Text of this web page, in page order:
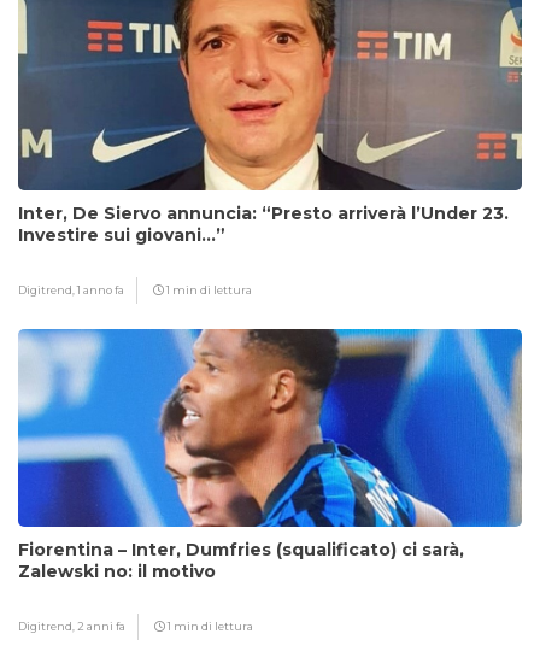
Inter, De Siervo annuncia: “Presto arriverà l’Under 23.
Investire sui giovani…”
Digitrend,1 anno fa 1 min di lettura
Fiorentina – Inter, Dumfries (squalificato) ci sarà,
Zalewski no: il motivo
Digitrend, 2 anni fa 1 min di lettura